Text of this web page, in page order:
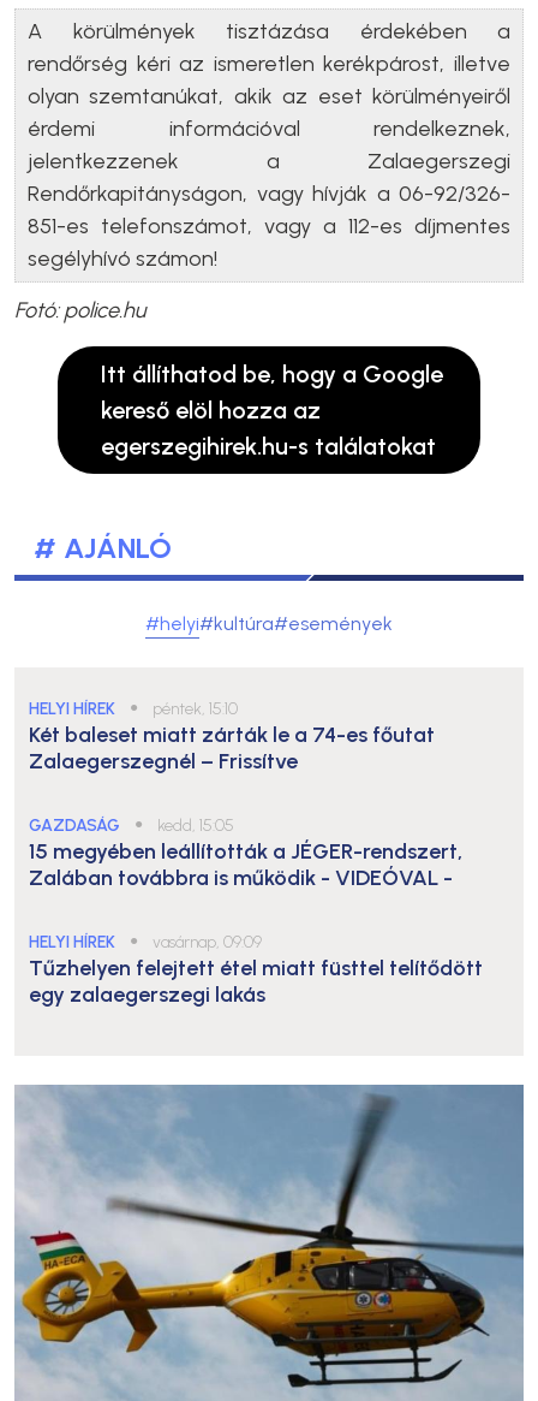
A körülmények tisztázása érdekében a
rendőrség kéri az ismeretlen kerékpárost, illetve
olyan szemtanúkat, akik az eset körülményeiről
érdemi információval rendelkeznek,
jelentkezzenek a Zalaegerszegi
Rendőrkapitányságon, vagy hívják a 06-92/326-
851-es telefonszámot, vagy a 112-es díjmentes
segélyhívó számon!
Fotó: police.hu
Itt állíthatod be, hogy a Google
kereső elöl hozza az
egerszegihirek.hu-s találatokat
# AJÁNLÓ
#helyi#kultúra#események
HELYI HÍREK ● péntek, 15:10
Két baleset miatt zárták le a 74-es főutat
Zalaegerszegnél – Frissítve
GAZDASÁG ● kedd, 15:05
15 megyében leállították a JÉGER-rendszert,
Zalában továbbra is működik - VIDEÓVAL -
HELYI HÍREK ● vasárnap, 09:09
Tűzhelyen felejtett étel miatt füsttel telítődött
egy zalaegerszegi lakás